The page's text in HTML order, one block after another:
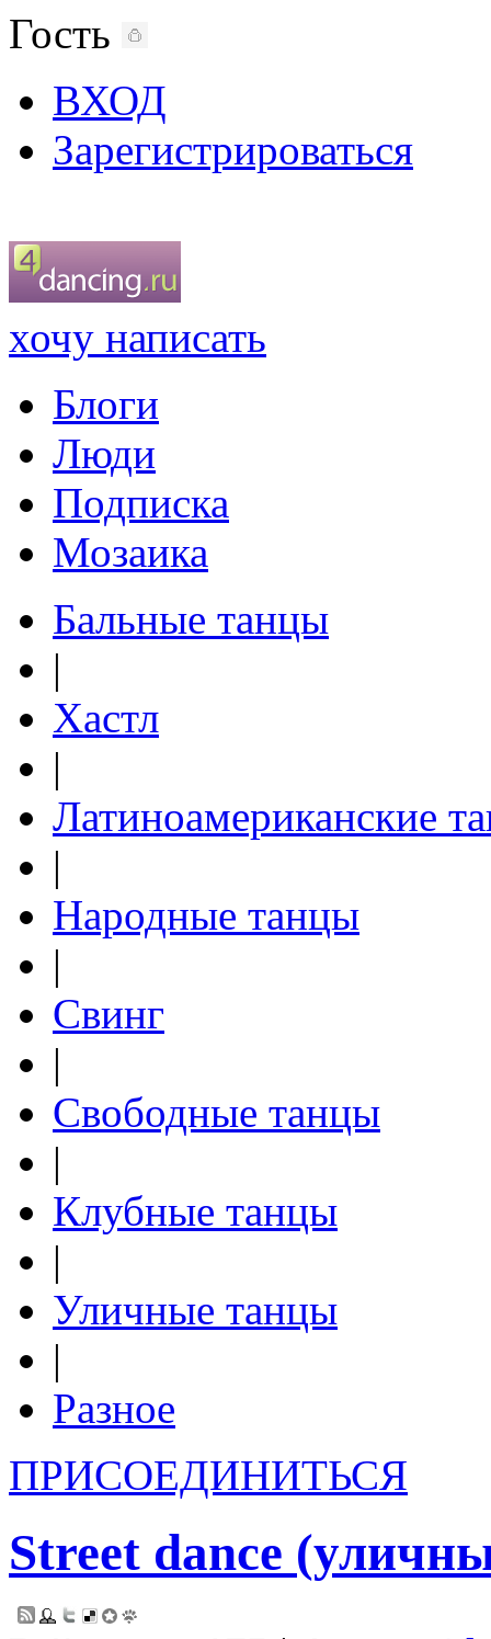
Гость
ВХОД
Зарегистрироваться
хочу написать
Блоги
Люди
Подписка
Мозаика
Бальные танцы
|
Хастл
|
Латиноамериканские
|
Народные танцы
|
Свинг
|
Свободные танцы
|
Клубные танцы
|
Уличные танцы
|
Разное
ПРИСОЕДИНИТЬСЯ
Street dance